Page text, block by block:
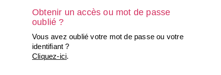
Obtenir un accès ou mot de passe
oublié ?
Vous avez oublié votre mot de passe ou votre
identifiant ?
Cliquez-ici.